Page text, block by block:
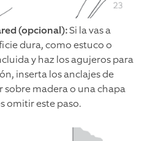
(opcional):Si la vas a
dura, como estuco o
y haz los agujeros para
inserta los anclajes de
sobre madera o una chapa
omitir este paso.